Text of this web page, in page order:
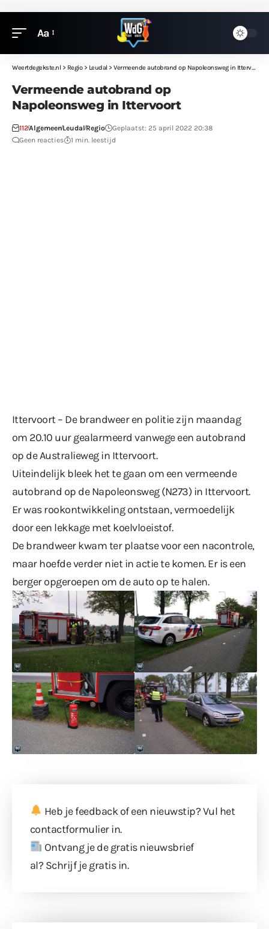
Aa
Weertdegekste.nl> Regio> Leudal> Vermeende autobrand op Napoleonsweg in Ittervoort
Vermeende autobrand op
Napoleonsweg in Ittervoort
112AlgemeenLeudalRegio
Geplaatst: 25 april 2022 20:38
Geen reacties
1 min. leestijd
Ittervoort – De brandweer en politie zijn maandag
om 20.10 uur gealarmeerd vanwege een autobrand
op de Australieweg in Ittervoort.
Uiteindelijk bleek het te gaan om een vermeende
autobrand op de Napoleonsweg (N273) in Ittervoort.
Er was rookontwikkeling ontstaan, vermoedelijk
door een lekkage met koelvloeistof.
De brandweer kwam ter plaatse voor een nacontrole,
maar hoefde verder niet in actie te komen. Er is een
berger opgeroepen om de auto op te halen.
Heb je feedback of een nieuwstip? Vul het
contactformulierin.
Ontvang je de gratis nieuwsbrief
al? Schrijf je gratis in.